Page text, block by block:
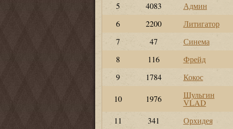
5
4083 Админ
6
2200 Литигатор
7
47 Синема
8
116 Фрейд
9
1784 Кокос
10 1976 Шульгин
VLAD
11 341 Орхидея